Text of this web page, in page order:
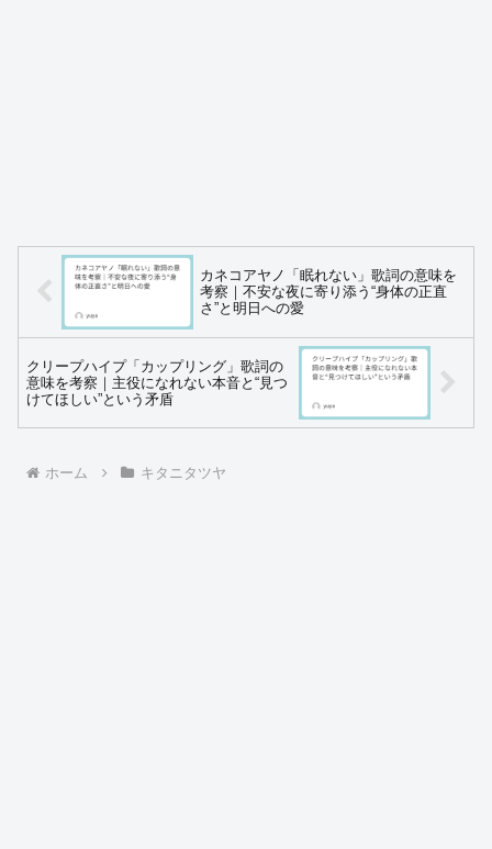
カネコアヤノ「眠れない」歌詞の意味を
考察｜不安な夜に寄り添う“身体の正直
さ”と明日への愛
クリープハイプ「カップリング」歌詞の
意味を考察｜主役になれない本音と“見つ
けてほしい”という矛盾
ホーム キタニタツヤ